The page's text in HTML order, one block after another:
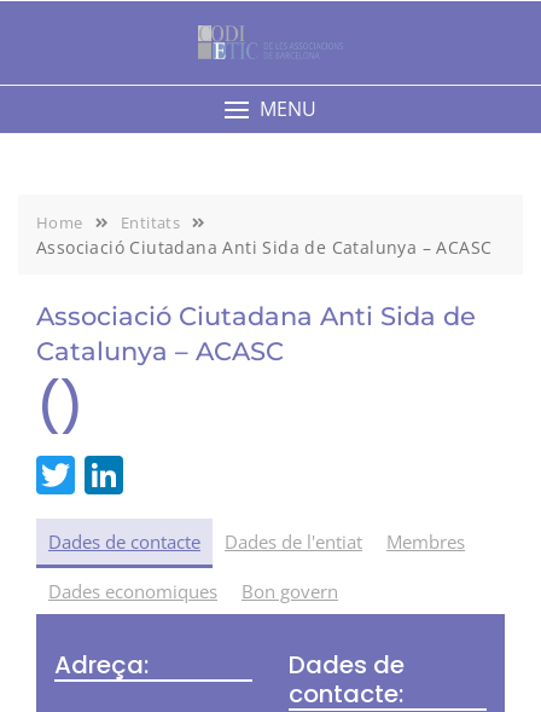
MENU
Home Entitats
Associació Ciutadana Anti Sida de Catalunya – ACASC
Associació Ciutadana Anti Sida de
Catalunya – ACASC
()
T
w
itt
er
n
k
e
dI
n
Dades de contacte Dades de l'entiat Membres
Dades economiques Bon govern
Adreça:
Dades de
contacte: